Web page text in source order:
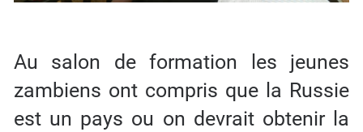
Au salon de formation les jeunes
zambiens ont compris que la Russie
est un pays ou on devrait obtenir la